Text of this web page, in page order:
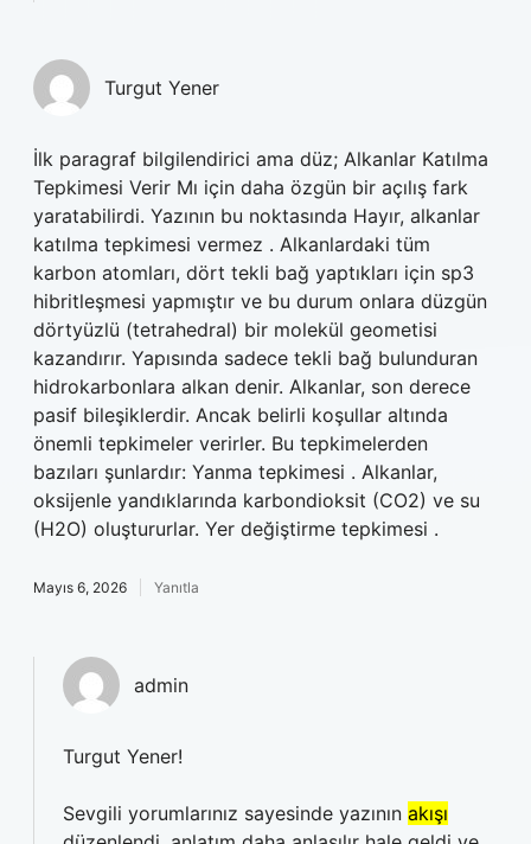
Turgut Yener
İlk paragraf bilgilendirici ama düz; Alkanlar Katılma
Tepkimesi Verir Mı için daha özgün bir açılış fark
yaratabilirdi. Yazının bu noktasında Hayır, alkanlar
katılma tepkimesi vermez . Alkanlardaki tüm
karbon atomları, dört tekli bağ yaptıkları için sp3
hibritleşmesi yapmıştır ve bu durum onlara düzgün
dörtyüzlü (tetrahedral) bir molekül geometisi
kazandırır. Yapısında sadece tekli bağ bulunduran
hidrokarbonlara alkan denir. Alkanlar, son derece
pasif bileşiklerdir. Ancak belirli koşullar altında
önemli tepkimeler verirler. Bu tepkimelerden
bazıları şunlardır: Yanma tepkimesi . Alkanlar,
oksijenle yandıklarında karbondioksit (CO2) ve su
(H2O) oluştururlar. Yer değiştirme tepkimesi .
Mayıs 6, 2026 Yanıtla
admin
Turgut Yener!
Sevgili yorumlarınız sayesinde yazının akışı